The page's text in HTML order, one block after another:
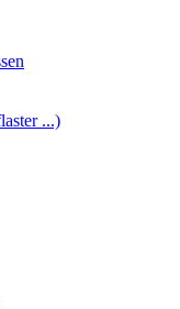
...)